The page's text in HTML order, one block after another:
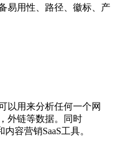
易用性、路径、徽标、产
以用来分析任何一个网
外链等数据。同时
容营销SaaS工具。